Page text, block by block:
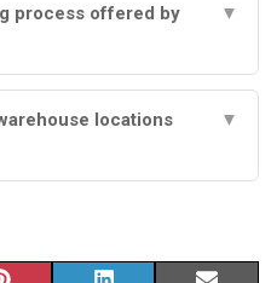
process offered by
▼
locations
▼